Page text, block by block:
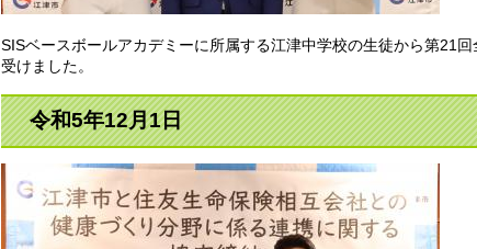
SISベースボールアカデミーに所属する江津中学校の生徒から第21
受けました。
令和5年12月1日